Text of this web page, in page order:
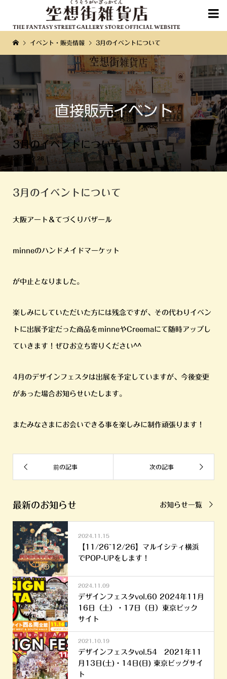

イベント・販売情報 3月のイベントについて
3月のイベントについて
2020.02.28
3月のイベントについて
大阪アート＆てづくりバザール
minneのハンドメイドマーケット
が中止となりました。
楽しみにしていただいた方には残念ですが、その代わりイベン
トに出展予定だった商品をminneやCreemaにて随時アップし
ていきます！ぜひお立ち寄りください^^
4月のデザインフェスタは出展を予定していますが、今後変更
があった場合お知らせいたします。
またみなさまにお会いできる事を楽しみに制作頑張ります！
最新のお知らせ お知らせ一覧
2024.11.15
【11/26~12/26】マルイシティ横浜
でPOP-UPをします！
2024.11.09
デザインフェスタvol.60 2024年11月
16日（土）・17日（日）東京ビック
サイト
2021.10.19
デザインフェスタvol.54 2021年11
月13日(土)・14日(日) 東京ビッグサイ
ト